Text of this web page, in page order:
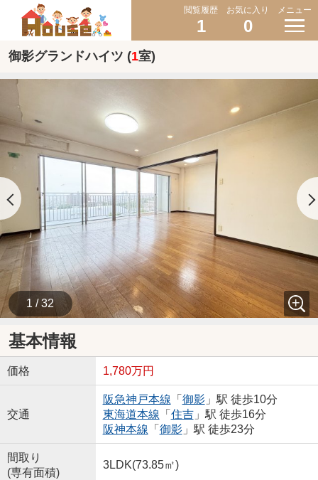
閲覧履歴
1
お気に入り
0
メニュー
御影グランドハイツ (1室)
1 / 32
基本情報
価格 1,780万円
交通
阪急神戸本線 「 御影」駅 徒歩10分
東海道本線 「 住吉」駅 徒歩16分
阪神本線 「 御影」駅 徒歩23分
間取り
(専有面積)
3LDK(73.85㎡)